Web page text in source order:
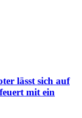
lässt sich auf
mit ein